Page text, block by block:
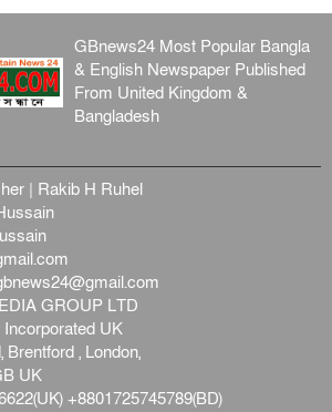
GBnews24 Most Popular Bangla
& English Newspaper Published
From United Kingdom &
Bangladesh
| Rakib H Ruhel
GROUP LTD
UK
, London,
UK
+8801725745789(BD)